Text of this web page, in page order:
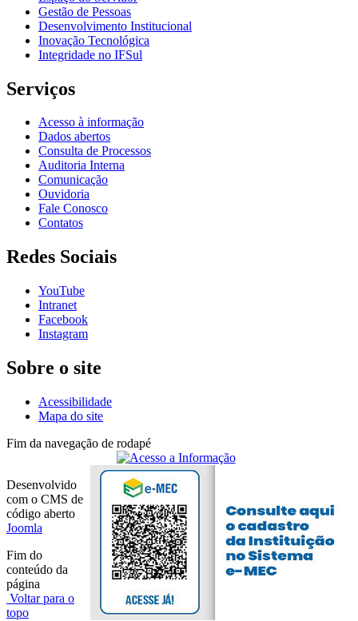
Gestão de Pessoas
Desenvolvimento Institucional
Inovação Tecnológica
Integridade no IFSul
Serviços
Acesso à informação
Dados abertos
Consulta de Processos
Auditoria Interna
Comunicação
Ouvidoria
Fale Conosco
Contatos
Redes Sociais
YouTube
Intranet
Facebook
Instagram
Sobre o site
Acessibilidade
Mapa do site
Fim da navegação de rodapé
Desenvolvido
com o CMS de
código aberto
Joomla
Fim do
conteúdo da
página
Voltar para o
topo